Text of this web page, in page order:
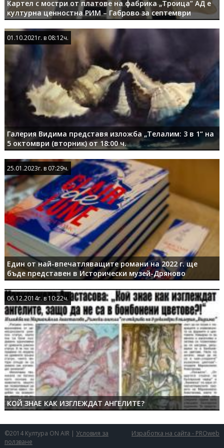
Картел с мостри от платове на фабрика „Троица” АД е
културна ценностна РИМ – Габрово за септември
Галерия Видима представя изложба „Телалим: 3 в 1“ на
5 октомври (вторник) от 18:00 ч.
01.10.2021г. в 08:12ч.
01.10.2021г. в 08:12ч.
Един от най-впечатляващите романи на 2022 г. ще
бъде представен в Исторически музей-Дряново
25.01.2023г. в 07:29ч.
25.01.2023г. в 07:29ч.
КОЙ ЗНАЕ КАК ИЗГЛЕЖДАТ АНГЕЛИТЕ?
06.12.2014г. в 10:22ч.
06.12.2014г. в 10:22ч.
Изработка на сайта - PROweb
©2014 Култура ON AIR | Условия за
ползване